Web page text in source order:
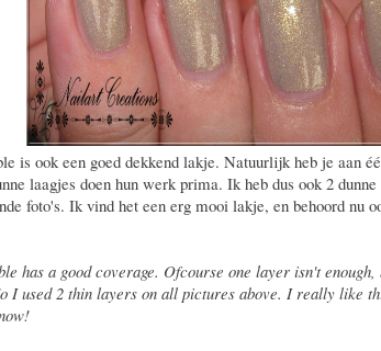
is ook een goed dekkend lakje. Natuurlijk heb je aan
laagjes doen hun werk prima. Ik heb dus ook 2
foto's. Ik vind het een erg mooi lakje, en behoord nu
has a good coverage. Ofcourse one layer isn't
I used 2 thin layers on all pictures above. I really like